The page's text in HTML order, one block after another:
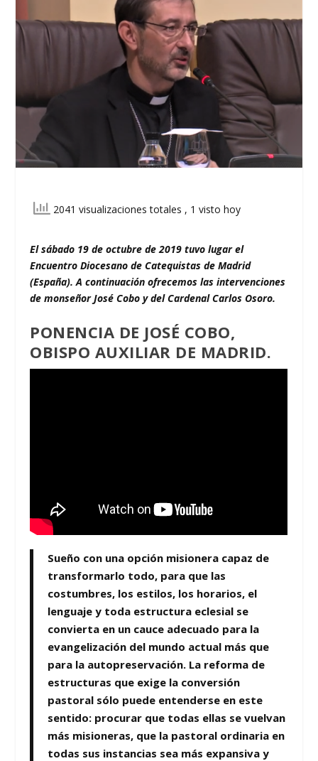
2041 visualizaciones totales , 1 visto hoy
El sábado 19 de octubre de 2019 tuvo lugar el
Encuentro Diocesano de Catequistas de Madrid
(España). A continuación ofrecemos las intervenciones
de monseñor José Cobo ydel Cardenal Carlos Osoro.
PONENCIA DE JOSÉ COBO,
OBISPO AUXILIAR DE MADRID.
Sueño con una opción misionera capaz de
transformarlo todo, para que las
costumbres, los estilos, los horarios, el
lenguaje y toda estructura eclesial se
convierta en un cauce adecuado para la
evangelización del mundo actual más que
para la autopreservación. La reforma de
estructuras que exige la conversión
pastoral sólo puede entenderse en este
sentido: procurar que todas ellas se vuelvan
más misioneras, que la pastoral ordinaria en
todas sus instancias sea más expansiva y